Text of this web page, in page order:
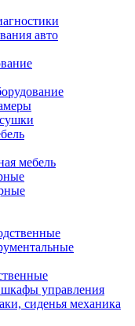
авто
мебель
управления
сиденья механика